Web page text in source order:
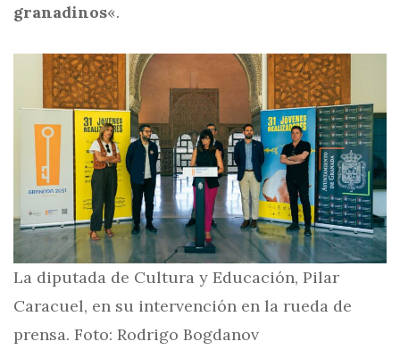
granadinos«.
La diputada de Cultura y Educación, Pilar
Caracuel, en su intervención en la rueda de
prensa. Foto: Rodrigo Bogdanov